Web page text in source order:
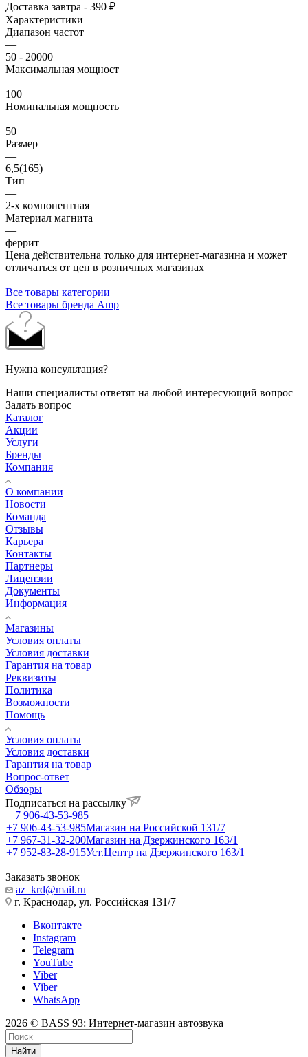
Доставка завтра - 390 ₽
Характеристики
Диапазон частот
—
50 - 20000
Максимальная мощност
—
100
Номинальная мощность
—
50
Размер
—
6,5(165)
Тип
—
2-х компонентная
Материал магнита
—
феррит
Цена действительна только для интернет-магазина и может
отличаться от цен в розничных магазинах
Все товары категории
Все товары бренда Amp
Нужна консультация?
Наши специалисты ответят на любой интересующий вопрос
Задать вопрос
Каталог
Акции
Услуги
Бренды
Компания
О компании
Новости
Команда
Отзывы
Карьера
Контакты
Партнеры
Лицензии
Документы
Информация
Магазины
Условия оплаты
Условия доставки
Гарантия на товар
Реквизиты
Политика
Возможности
Помощь
Условия оплаты
Условия доставки
Гарантия на товар
Вопрос-ответ
Обзоры
Подписаться на рассылку
+7 906-43-53-985
+7 906-43-53-985Магазин на Российской 131/7
+7 967-31-32-200Магазин на Дзержинского 163/1
+7 952-83-28-915Уст.Центр на Дзержинского 163/1
Заказать звонок
az_krd@mail.ru
г. Краснодар, ул. Российская 131/7
Вконтакте
Instagram
Telegram
YouTube
Viber
Viber
WhatsApp
2026 © BASS 93: Интернет-магазин автозвука
Найти